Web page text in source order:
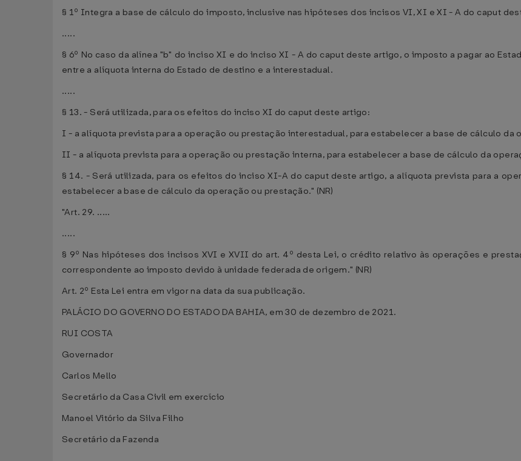
§ 1º Integra a base de cálculo do imposto, inclusive nas hipóteses dos incisos VI, XI e XI - A do caput
.....
§ 6º No caso da alínea "b" do inciso XI e do inciso XI - A do caput deste artigo, o imposto a pagar ao
entre a alíquota interna do Estado de destino e a interestadual.
.....
§ 13. - Será utilizada, para os efeitos do inciso XI do caput deste artigo:
I - a alíquota prevista para a operação ou prestação interestadual, para estabelecer a base de cálculo da
II - a alíquota prevista para a operação ou prestação interna, para estabelecer a base de cálculo da
§ 14. - Será utilizada, para os efeitos do inciso XI-A do caput deste artigo, a alíquota prevista para a
estabelecer a base de cálculo da operação ou prestação." (NR)
"Art. 29. .....
.....
§ 9º Nas hipóteses dos incisos XVI e XVII do art. 4º desta Lei, o crédito relativo às operações e
correspondente ao imposto devido à unidade federada de origem." (NR)
Art. 2º Esta Lei entra em vigor na data da sua publicação.
PALÁCIO DO GOVERNO DO ESTADO DA BAHIA, em 30 de dezembro de 2021.
RUI COSTA
Governador
Carlos Mello
Secretário da Casa Civil em exercício
Manoel Vitório da Silva Filho
Secretário da Fazenda